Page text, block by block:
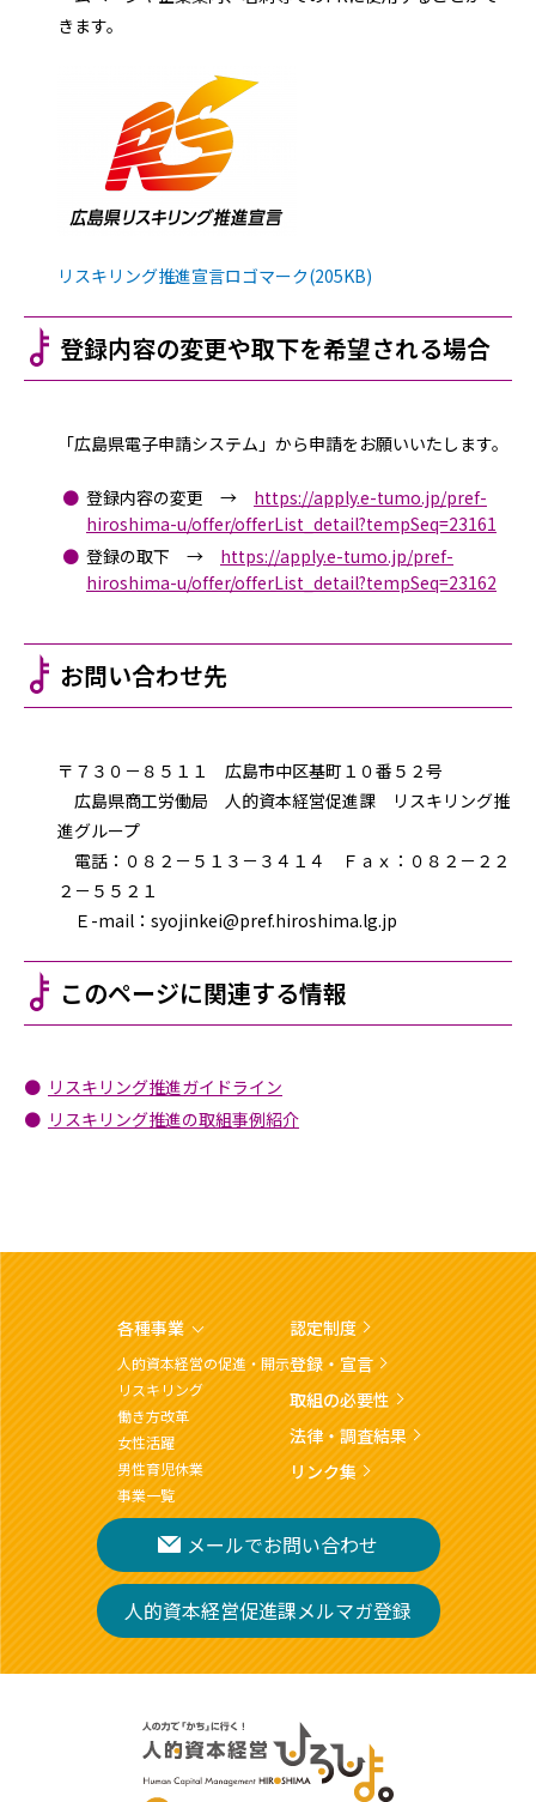
きます。
リスキリング推進宣言ロゴマーク(205KB)
登録内容の変更や取下を希望される場合
「広島県電子申請システム」から申請をお願いいたします。
登録内容の変更 → https://apply.e-tumo.jp/pref-
hiroshima-u/offer/offerList_detail?tempSeq=23161
登録の取下 → https://apply.e-tumo.jp/pref-
hiroshima-u/offer/offerList_detail?tempSeq=23162
お問い合わせ先
〒７３０－８５１１ 広島市中区基町１０番５２号
広島県商工労働局 人的資本経営促進課 リスキリング推
進グループ
電話：０８２－５１３－３４１４ Ｆａｘ：０８２－２２
２－５５２１
Ｅ-mail：syojinkei@pref.hiroshima.lg.jp​
このページに関連する情報
リスキリング推進ガイドライン
リスキリング推進の取組事例紹介
各種事業
人的資本経営の促進・開示
リスキリング
働き方改革
女性活躍
男性育児休業
事業一覧
認定制度
登録・宣言
取組の必要性
法律・調査結果
リンク集
メールでお問い合わせ
人的資本経営促進課メルマガ登録